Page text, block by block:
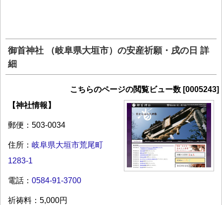
御首神社 （岐阜県大垣市）の安産祈願・戌の日 詳
細
こちらのページの閲覧ビュー数 [0005243]
【神社情報】
郵便：503-0034
住所： 岐阜県大垣市荒尾町
1283-1
電話： 0584-91-3700
祈祷料：5,000円